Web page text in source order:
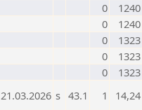
0
1240
0
1240
0
1323
0
1323
0
1323
21.03.2026 s 43.1 1 14,24